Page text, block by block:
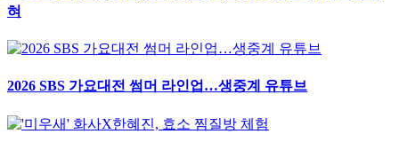
혀
2026 SBS 가요대전 썸머 라인업…생중계 유튜브